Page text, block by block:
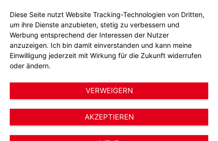
Bildnachweise
Hinweisgeber*innensystem
Cookie-Einstellungen
Diese Seite nutzt Website Tracking-Technologien von Dritten,
um ihre Dienste anzubieten, stetig zu verbessern und
Werbung entsprechend der Interessen der Nutzer
anzuzeigen. Ich bin damit einverstanden und kann meine
Einwilligung jederzeit mit Wirkung für die Zukunft widerrufen
oder ändern.
VERWEIGERN
AKZEPTIEREN